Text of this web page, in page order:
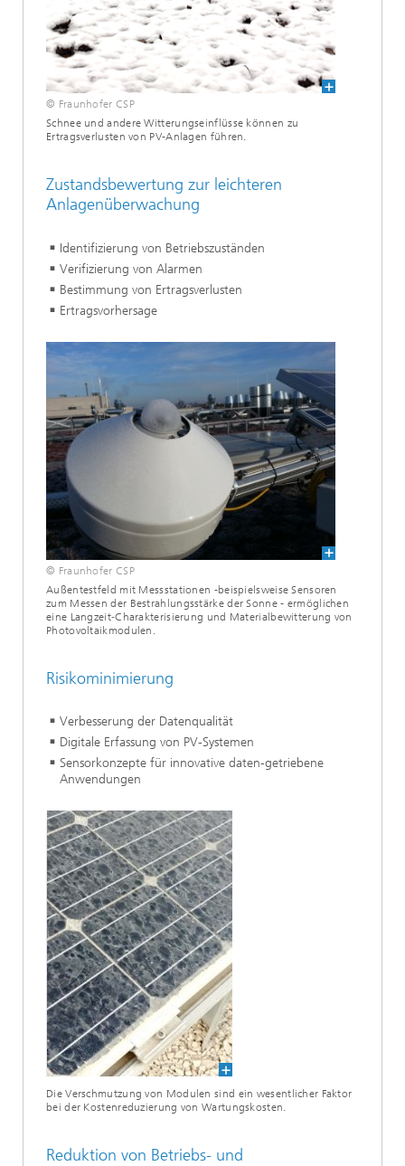
© Fraunhofer CSP
Schnee und andere Witterungseinflüsse können zu
Ertragsverlusten von PV-Anlagen führen.
Zustandsbewertung zur leichteren
Anlagenüberwachung
Identifizierung von Betriebszuständen
Verifizierung von Alarmen
Bestimmung von Ertragsverlusten
Ertragsvorhersage
© Fraunhofer CSP
Außentestfeld mit Messstationen -beispielsweise Sensoren
zum Messen der Bestrahlungsstärke der Sonne - ermöglichen
eine Langzeit‑Charakterisierung und Materialbewitterung von
Photovoltaikmodulen.
Risikominimierung
Verbesserung der Datenqualität
Digitale Erfassung von PV-Systemen
Sensorkonzepte für innovative daten-getriebene
Anwendungen
Die Verschmutzung von Modulen sind ein wesentlicher Faktor
bei der Kostenreduzierung von Wartungskosten.
Reduktion von Betriebs- und